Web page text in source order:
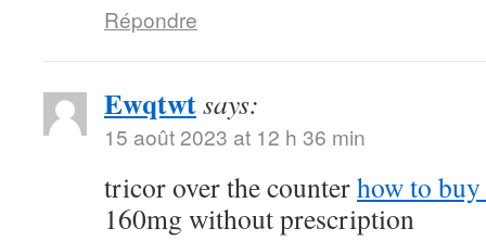
Répondre
Ewqtwtsays:
15 août 2023 at 12 h 36 min
tricor over the counterhow to
160mg without prescription